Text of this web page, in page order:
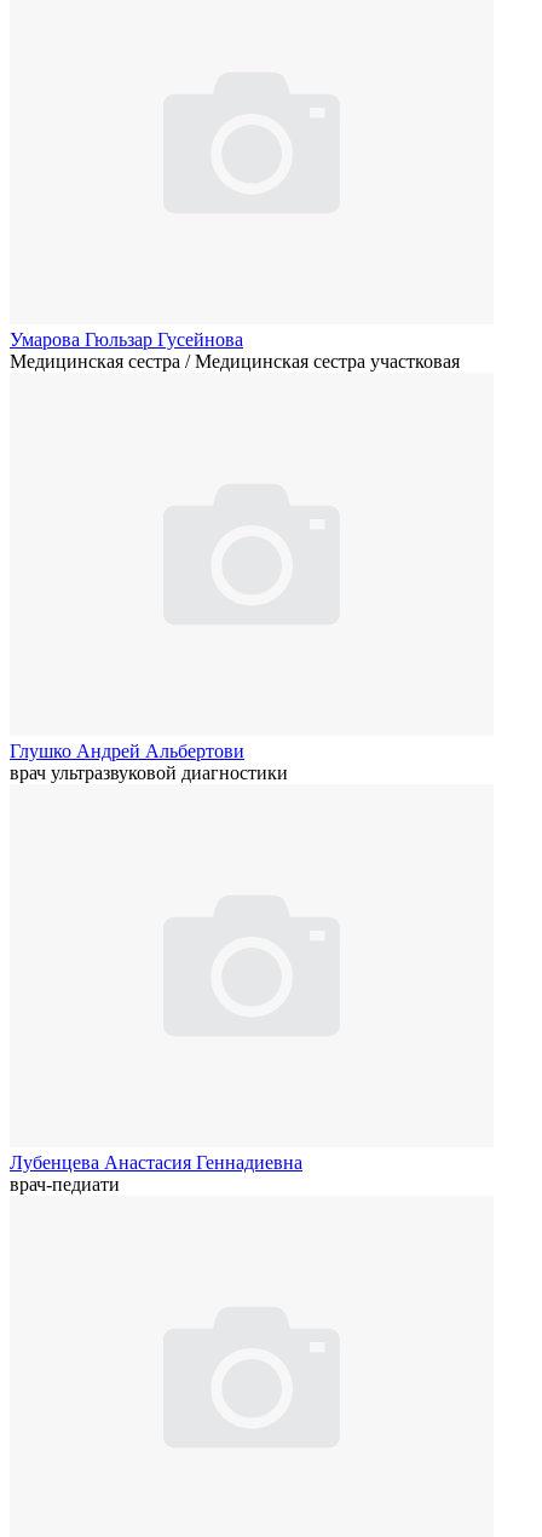
Умарова Гюльзар Гусейнова
Медицинская сестра / Медицинская сестра участковая
Глушко Андрей Альбертови
врач ультразвуковой диагностики
Лубенцева Анастасия Геннадиевна
врач-педиати